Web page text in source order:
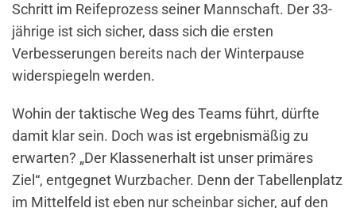
Schritt im Reifeprozess seiner Mannschaft. Der 33-
jährige ist sich sicher, dass sich die ersten
Verbesserungen bereits nach der Winterpause
widerspiegeln werden.
Wohin der taktische Weg des Teams führt, dürfte
damit klar sein. Doch was ist ergebnismäßig zu
erwarten? „Der Klassenerhalt ist unser primäres
Ziel“, entgegnet Wurzbacher. Denn der Tabellenplatz
im Mittelfeld ist eben nur scheinbar sicher, auf den